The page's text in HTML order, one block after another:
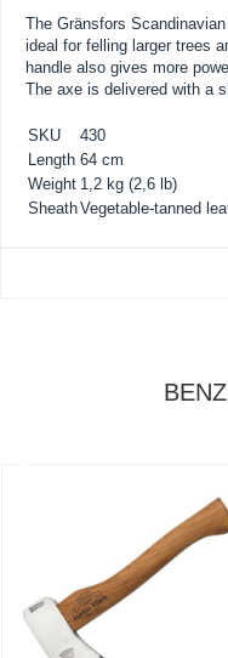
The Gränsfors
ideal for felling larger trees
handle also gives more
The axe is delivered with a
SKU
430
Length 64 cm
Weight 1,2 kg (2,6 lb)
SheathVegetable-tanned